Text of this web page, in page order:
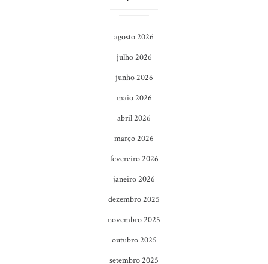
agosto 2026
julho 2026
junho 2026
maio 2026
abril 2026
março 2026
fevereiro 2026
janeiro 2026
dezembro 2025
novembro 2025
outubro 2025
setembro 2025